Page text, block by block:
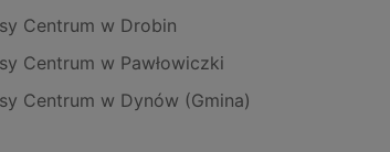
Centrum w Drobin
Centrum w Pawłowiczki
Centrum w Dynów (Gmina)